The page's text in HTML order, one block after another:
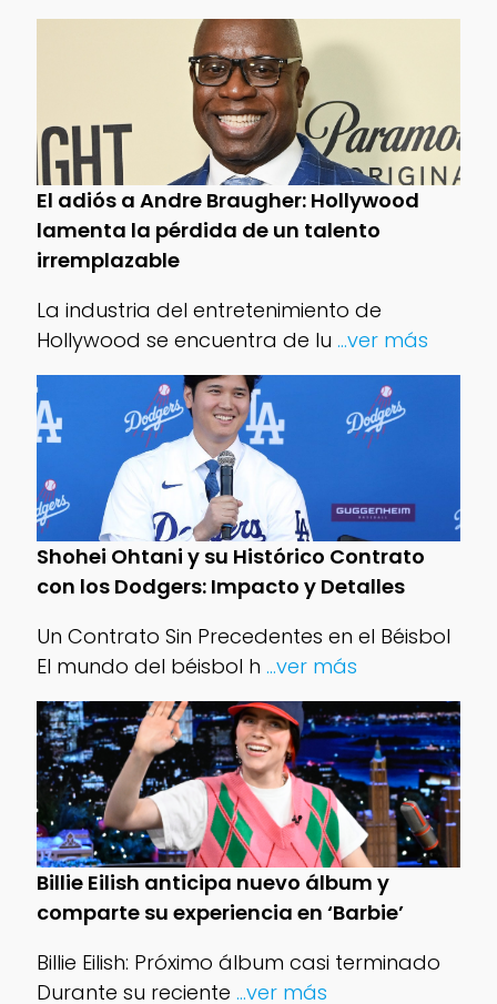
El adiós a Andre Braugher: Hollywood
lamenta la pérdida de un talento
irremplazable
La industria del entretenimiento de
Hollywood se encuentra de lu ...ver más
Shohei Ohtani y su Histórico Contrato
con los Dodgers: Impacto y Detalles
Un Contrato Sin Precedentes en el Béisbol
El mundo del béisbol h ...ver más
Billie Eilish anticipa nuevo álbum y
comparte su experiencia en ‘Barbie’
Billie Eilish: Próximo álbum casi terminado
Durante su reciente ...ver más